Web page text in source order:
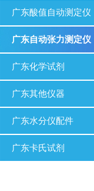
广东酸值自动测定仪
广东自动张力测定仪
广东化学试剂
广东其他仪器
广东水分仪配件
广东卡氏试剂